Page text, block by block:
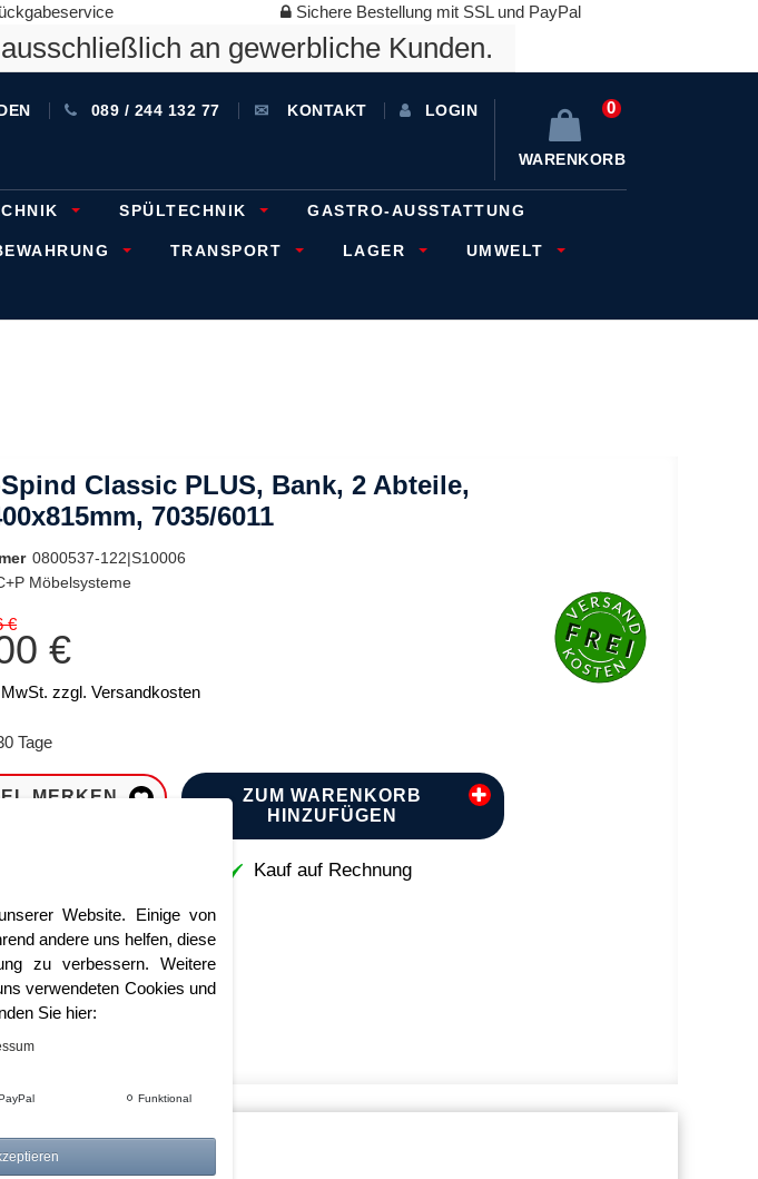
Sichere Bestellung mit SSL und PayPal
an gewerbliche Kunden.
089 / 244 132 77 KONTAKT LOGIN 0
WARENKORB
SPÜLTECHNIK GASTRO-AUSSTATTUNG
TRANSPORT LAGER UMWELT
Classic PLUS, Bank, 2 Abteile,
7035/6011
0800537-122|S10006
Möbelsysteme
€
€
zzgl. Versandkosten
Tage
MERKEN
ZUM WARENKORB
HINZUFÜGEN
Kauf auf Rechnung
Website. Einige von
andere uns helfen, diese
zu verbessern. Weitere
verwendeten Cookies und
Sie hier:
Funktional